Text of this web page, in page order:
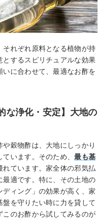
それぞれ原料となる植物が持
するスピリチュアルな効果
に合わせて、最適なお酢を
な浄化・安定】大地の
穀物酢は、大地にしっかり
ています。そのため、最も基
れています。家全体の邪気払
最適です。特に、その土地の
ィング」の効果が高く、家
を守りたい時に力を貸して
このお酢から試してみるのが